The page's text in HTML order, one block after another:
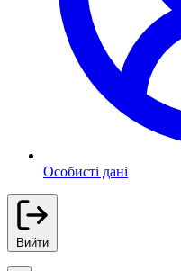
Особисті дані
Вийти